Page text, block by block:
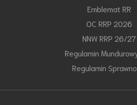
Emblemat RR
OC RRP 2026
NNW RRP 26/27
Regulamin
Regulamin